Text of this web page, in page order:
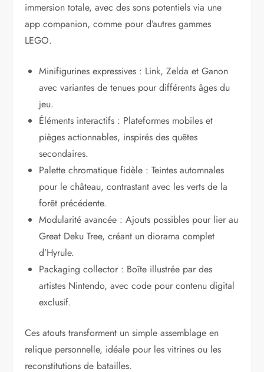
immersion totale, avec des sons potentiels via une
app companion, comme pour d’autres gammes
LEGO.
Minifigurines expressives : Link, Zelda et Ganon
avec variantes de tenues pour différents âges du
jeu.
Éléments interactifs : Plateformes mobiles et
pièges actionnables, inspirés des quêtes
secondaires.
Palette chromatique fidèle : Teintes automnales
pour le château, contrastant avec les verts de la
forêt précédente.
Modularité avancée : Ajouts possibles pour lier au
Great Deku Tree, créant un diorama complet
d’Hyrule.
Packaging collector : Boîte illustrée par des
artistes Nintendo, avec code pour contenu digital
exclusif.
Ces atouts transforment un simple assemblage en
relique personnelle, idéale pour les vitrines ou les
reconstitutions de batailles.